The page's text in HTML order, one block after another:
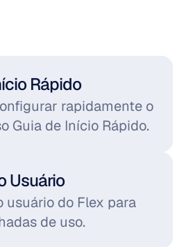
Rápido
rapidamente o
Guia de Início Rápido.
Usuário
usuário do Flex para
de uso.